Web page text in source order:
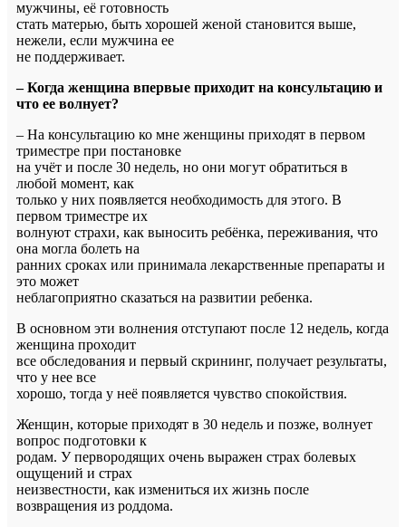
мужчины, её готовность
стать матерью, быть хорошей женой становится выше,
нежели, если мужчина ее
не поддерживает.
– Когда женщина впервые приходит на консультацию и
что ее волнует?
– На консультацию ко мне женщины приходят в первом
триместре при постановке
на учёт и после 30 недель, но они могут обратиться в
любой момент, как
только у них появляется необходимость для этого. В
первом триместре их
волнуют страхи, как выносить ребёнка, переживания, что
она могла болеть на
ранних сроках или принимала лекарственные препараты и
это может
неблагоприятно сказаться на развитии ребенка.
В основном эти волнения отступают после 12 недель, когда
женщина проходит
все обследования и первый скрининг, получает результаты,
что у нее все
хорошо, тогда у неё появляется чувство спокойствия.
Женщин, которые приходят в 30 недель и позже, волнует
вопрос подготовки к
родам. У первородящих очень выражен страх болевых
ощущений и страх
неизвестности, как измениться их жизнь после
возвращения из роддома.